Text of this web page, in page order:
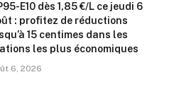
E10 dès 1,85 €/L ce jeudi 6
: profitez de réductions
15 centimes dans les
les plus économiques
6, 2026